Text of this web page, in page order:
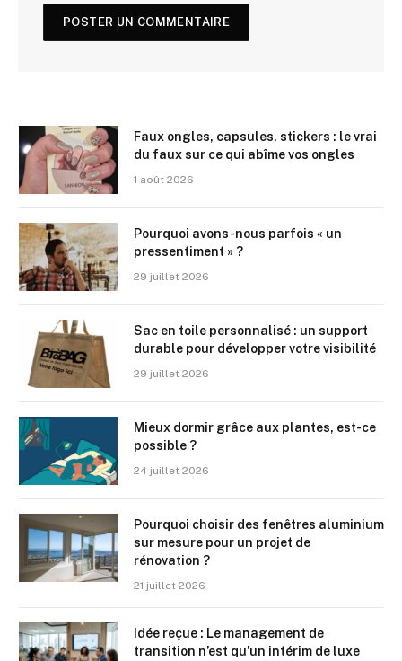
Faux ongles, capsules, stickers : le vrai
du faux sur ce qui abîme vos ongles
1 août 2026
Pourquoi avons-nous parfois « un
pressentiment » ?
29 juillet 2026
Sac en toile personnalisé : un support
durable pour développer votre visibilité
29 juillet 2026
Mieux dormir grâce aux plantes, est-ce
possible ?
24 juillet 2026
Pourquoi choisir des fenêtres aluminium
sur mesure pour un projet de
rénovation ?
21 juillet 2026
Idée reçue : Le management de
transition n’est qu’un intérim de luxe